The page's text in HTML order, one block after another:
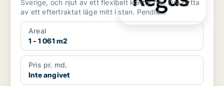
Sverige, och njut av ett flexibelt kontor här. Dra nytta
av ett eftertraktat läge mitt i stan. Pendla...
Areal
1 - 1 061 m2
Pris pr. md.
Inte angivet